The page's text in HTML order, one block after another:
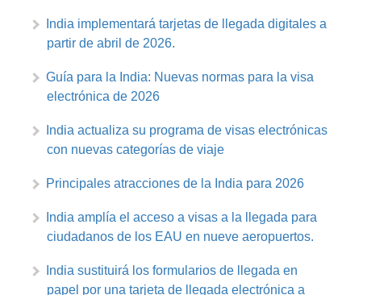
India implementará tarjetas de llegada digitales a
partir de abril de 2026.
Guía para la India: Nuevas normas para la visa
electrónica de 2026
India actualiza su programa de visas electrónicas
con nuevas categorías de viaje
Principales atracciones de la India para 2026
India amplía el acceso a visas a la llegada para
ciudadanos de los EAU en nueve aeropuertos.
India sustituirá los formularios de llegada en
papel por una tarjeta de llegada electrónica a